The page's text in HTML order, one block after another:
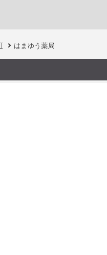
はまゆう薬局